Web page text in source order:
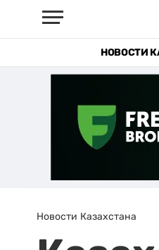
НОВОСТИ
Новости Казахстана